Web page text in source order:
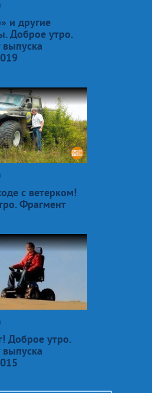
и другие
Доброе утро.
с ветерком!
Фрагмент
Доброе утро.